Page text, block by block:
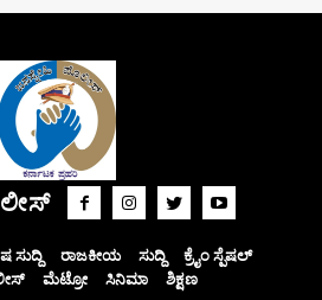
ಸುದ್ದಿ ರಾಜಕೀಯ ಸುದ್ದಿ
ಕ್ರೈಂ ಸ್ಪೆಷಲ್
ಮೆಟ್ರೋ ಸಿನಿಮಾ ಶಿಕ್ಷಣ